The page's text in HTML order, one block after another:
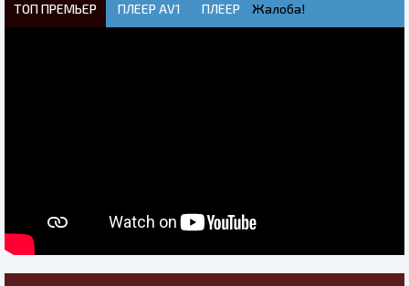
ТОП ПРЕМЬЕР ПЛЕЕР AV1 ПЛЕЕР Жалоба!